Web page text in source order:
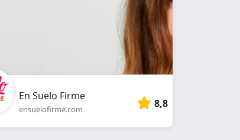
En Suelo Firme
ensuelofirme.com 8,8